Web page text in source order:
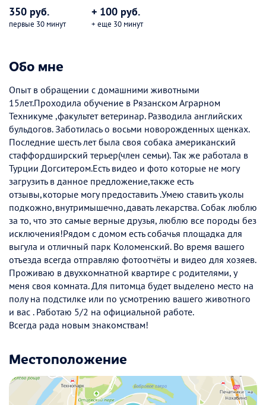
350 руб.
первые 30 минут
+ 100 руб.
+ еще 30 минут
Обо мне
Опыт в обращении с домашними животными
15лет.Проходила обучение в Рязанском Аграрном
Техникуме ,факультет ветеринар. Разводила английских
бульдогов. Заботилась о восьми новорожденных щенках.
Последние шесть лет была своя собака американский
стаффордширский терьер(член семьи). Так же работала в
Турции Догситером.Есть видео и фото которые не могу
загрузить в данное предложение,также есть
отзывы,которые могу предоставить .Умею ставить уколы
подкожно,внутримышечно,давать лекарства. Собак люблю
за то, что это самые верные друзья, люблю все породы без
исключения!Рядом с домом есть собачья площадка для
выгула и отличный парк Коломенский. Во время вашего
отъезда всегда отправляю фотоотчёты и видео для хозяев.
Проживаю в двухкомнатной квартире с родителями, у
меня своя комната. Для питомца будет выделено место на
полу на подстилке или по усмотрению вашего животного
и вас . Работаю 5/2 на официальной работе.
Всегда рада новым знакомствам!
Местоположение